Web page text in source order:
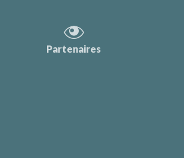
Partenaires